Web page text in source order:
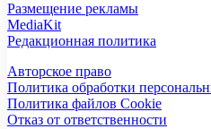
Размещение рекламы
MediaKit
Редакционная политика
Авторское право
Политика обработки
Политика файлов Cookie
Отказ от ответственности